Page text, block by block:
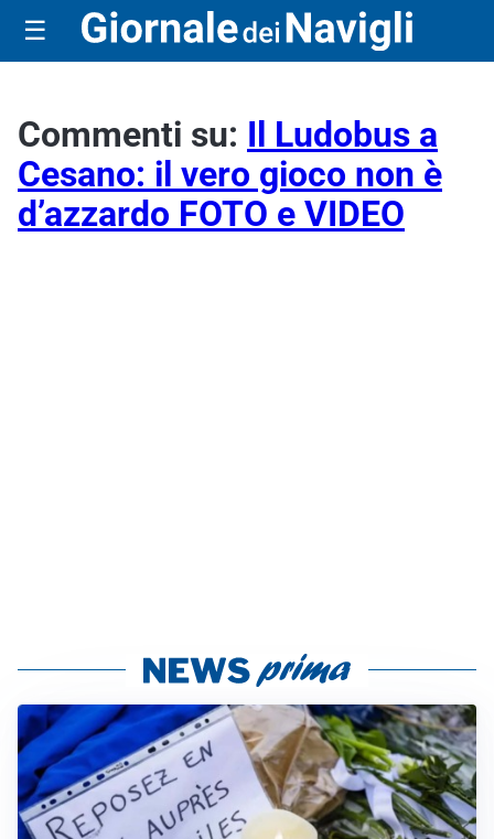
☰
Commenti su: Il Ludobus a
Cesano: il vero gioco non è
d’azzardo FOTO e VIDEO